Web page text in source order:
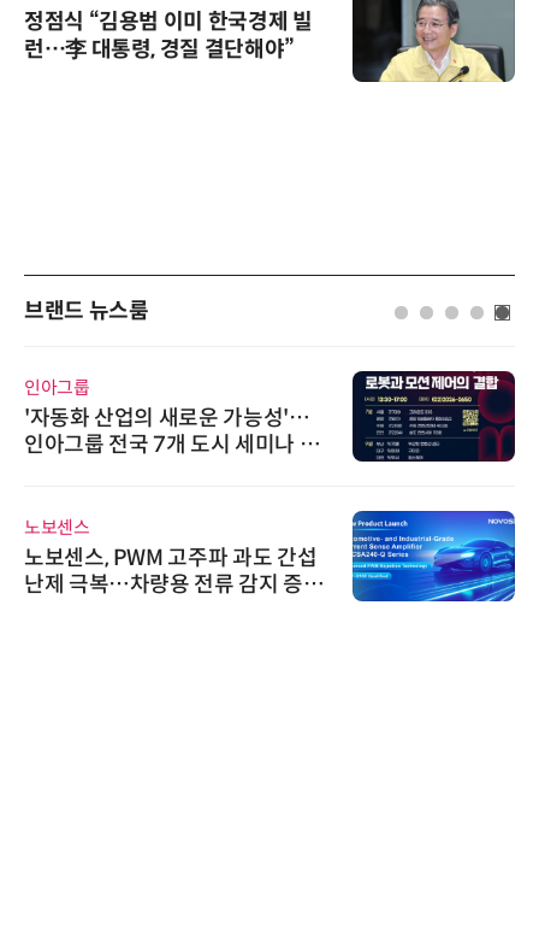
정점식 “김용범 이미 한국경제 빌
런…李 대통령, 경질 결단해야”
브랜드 뉴스룸
인아그룹
'자동화 산업의 새로운 가능성'…
인아그룹 전국 7개 도시 세미나 페
노보센스
노보센스, PWM 고주파 과도 간섭
난제 극복…차량용 전류 감지 증폭